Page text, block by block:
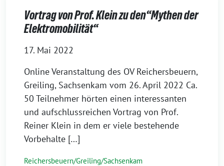
Vortrag von Prof. Klein zu den“Mythen der
Elektromobilität“
17. Mai 2022
Online Veranstaltung des OV Reichersbeuern,
Greiling, Sachsenkam vom 26. April 2022 Ca.
50 Teilnehmer hörten einen interessanten
und aufschlussreichen Vortrag von Prof.
Reiner Klein in dem er viele bestehende
Vorbehalte […]
Reichersbeuern/Greiling/Sachsenkam